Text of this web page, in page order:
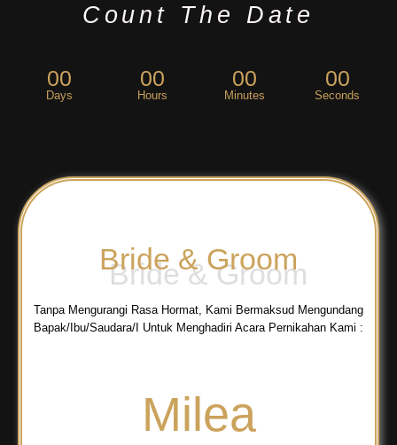
Count The Date
00
Days
00
Hours
00
Minutes
00
Seconds
Bride & Groom
Tanpa Mengurangi Rasa Hormat, Kami Bermaksud Mengundang
Bapak/Ibu/Saudara/I Untuk Menghadiri Acara Pernikahan Kami :
Milea